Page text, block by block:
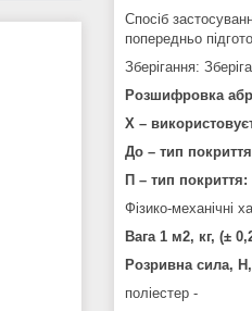
Спосіб
попередньо
Зберігання:
Розшифровка
Х –
До – тип
П – тип покриття:
Фізико-механічні
Вага 1 м2, кг, (±
Розривна сила,
поліестер -